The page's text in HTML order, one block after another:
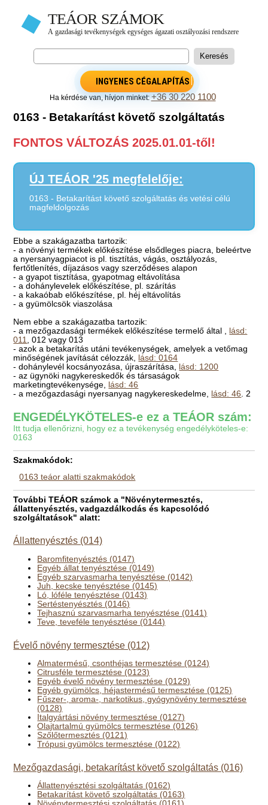
INGYENES CÉGALAPÍTÁS
Ha kérdése van, hívjon minket:+36 30 220 1100
0163 - Betakarítást követő szolgáltatás
FONTOS VÁLTOZÁS 2025.01.01-től!
ÚJ TEÁOR '25 megfelelője:
0163 - Betakarítást követő szolgáltatás és vetési célú
magfeldolgozás
Ebbe a szakágazatba tartozik:
- a növényi termékek előkészítése elsődleges piacra, beleértve
a nyersanyagpiacot is pl. tisztítás, vágás, osztályozás,
fertőtlenítés, díjazásos vagy szerződéses alapon
- a gyapot tisztítása, gyapotmag eltávolítása
- a dohánylevelek előkészítése, pl. szárítás
- a kakaóbab előkészítése, pl. héj eltávolítás
- a gyümölcsök viaszolása
Nem ebbe a szakágazatba tartozik:
- a mezőgazdasági termékek előkészítése termelő által , lásd:
011
, 012 vagy 013
- azok a betakarítás utáni tevékenységek, amelyek a vetőmag
minőségének javítását célozzák, lásd: 0164
- dohánylevél kocsányozása, újraszárítása, lásd: 1200
- az ügynöki nagykereskedők és társaságok
marketingtevékenysége, lásd: 46
- a mezőgazdasági nyersanyag nagykereskedelme, lásd: 46 . 2
ENGEDÉLYKÖTELES-e ez a TEÁOR szám:
Itt tudja ellenőrizni, hogy ez a tevékenység engedélyköteles-e:
0163
Szakmakódok:
0163 teáor alatti szakmakódok
További TEÁOR számok a "Növénytermesztés,
állattenyésztés, vadgazdálkodás és kapcsolódó
szolgáltatások" alatt:
Állattenyésztés (014)
Baromfitenyésztés (0147)
Egyéb állat tenyésztése (0149)
Egyéb szarvasmarha tenyésztése (0142)
Juh, kecske tenyésztése (0145)
Ló, lóféle tenyésztése (0143)
Sertéstenyésztés (0146)
Tejhasznú szarvasmarha tenyésztése (0141)
Teve, teveféle tenyésztése (0144)
Évelő növény termesztése (012)
Almatermésű, csonthéjas termesztése (0124)
Citrusféle termesztése (0123)
Egyéb évelő növény termesztése (0129)
Egyéb gyümölcs, héjastermésű termesztése (0125)
Fűszer-, aroma-, narkotikus, gyógynövény termesztése
(0128)
Italgyártási növény termesztése (0127)
Olajtartalmú gyümölcs termesztése (0126)
Szőlőtermesztés (0121)
Trópusi gyümölcs termesztése (0122)
Mezőgazdasági, betakarítást követő szolgáltatás (016)
Állattenyésztési szolgáltatás (0162)
Betakarítást követő szolgáltatás (0163)